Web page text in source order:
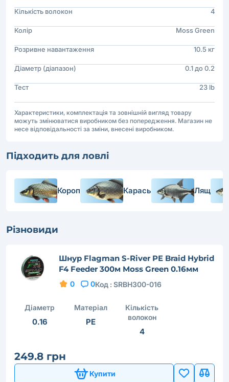
Кількість волокон 4
Колір Moss Green
Розривне навантаження 10.5 кг
Діаметр (діапазон) 0.1 до 0.2
Тест 23 lb
Характеристики, комплектація та зовнішній вигляд товару
можуть змінюватися виробником без попередження. Магазин не
несе відповідальності за зміни, внесені виробником.
Підходить для ловлі
Короп Карась Лящ
Різновиди
Шнур Flagman S-River PE Braid Hybrid
F4 Feeder 300м Moss Green 0.16мм
0 0Код : SRBH300-016
Діаметр
0.16
Матеріал
PE
Кількість
волокон
4
249.8 грн
Купити